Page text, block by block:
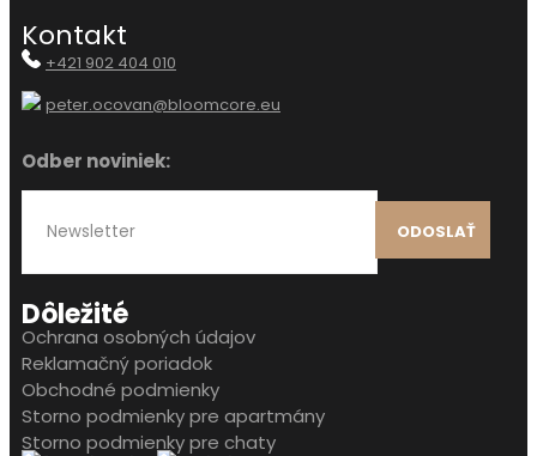
Kontakt
+421 902 404 010
peter.ocovan@bloomcore.eu
Odber noviniek:
ODOSLAŤ
Dôležité
Ochrana osobných údajov
Reklamačný poriadok
Obchodné podmienky
Storno podmienky pre apartmány
Storno podmienky pre chaty